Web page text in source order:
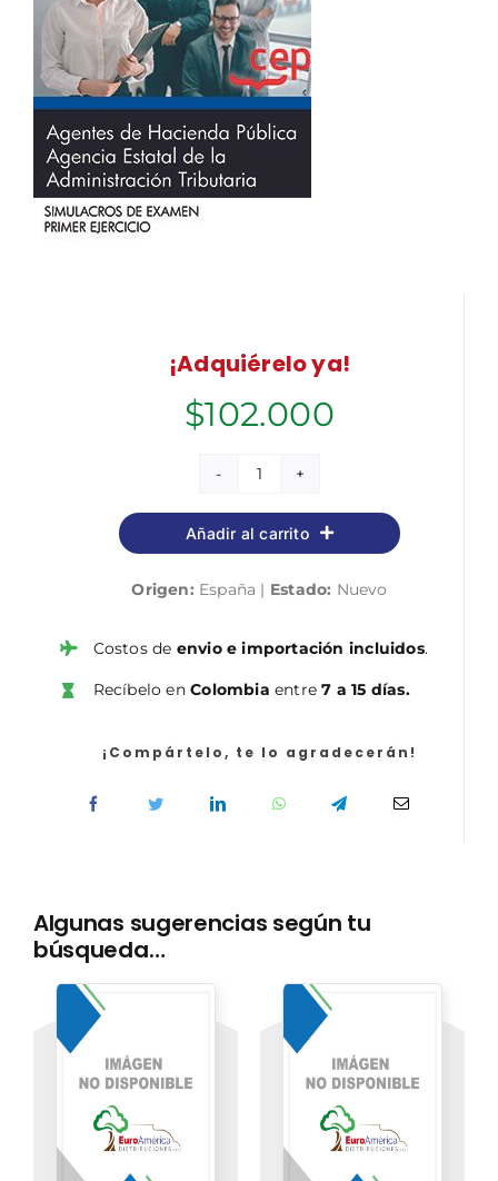
¡Adquiérelo ya!
$102.000
Agentes
de
Hacienda
Agencia
de
Administración
Simulacros
examen.
Añadir al carrito
Origen: España | Estado: Nuevo
Costos de envio e importación incluidos.
Recíbelo enColombia entre7 a 15 días.
¡Compártelo, te lo agradecerán!
Algunas sugerencias según tu
búsqueda…